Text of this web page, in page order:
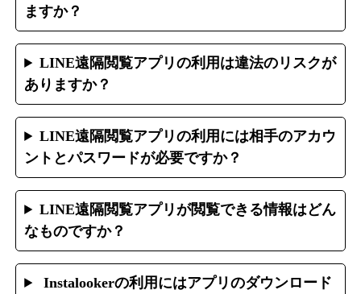
ますか？
LINE遠隔閲覧アプリの利用は違法のリスクが
ありますか？
LINE遠隔閲覧アプリの利用には相手のアカウ
ントとパスワードが必要ですか？
LINE遠隔閲覧アプリが閲覧できる情報はどん
なものですか？
Instalookerの利用にはアプリのダウンロード